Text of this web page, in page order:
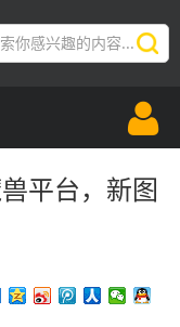
平台，新图